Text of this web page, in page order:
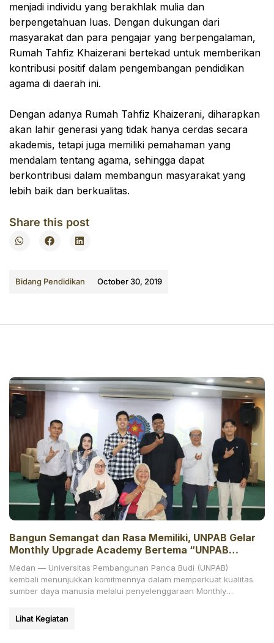
menjadi individu yang berakhlak mulia dan
berpengetahuan luas. Dengan dukungan dari
masyarakat dan para pengajar yang berpengalaman,
Rumah Tahfiz Khaizerani bertekad untuk memberikan
kontribusi positif dalam pengembangan pendidikan
agama di daerah ini.
Dengan adanya Rumah Tahfiz Khaizerani, diharapkan
akan lahir generasi yang tidak hanya cerdas secara
akademis, tetapi juga memiliki pemahaman yang
mendalam tentang agama, sehingga dapat
berkontribusi dalam membangun masyarakat yang
lebih baik dan berkualitas.
Share this post
Bidang Pendidikan October 30, 2019
Bangun Semangat dan Rasa Memiliki, UNPAB Gelar
Monthly Upgrade Academy Bertema “UNPAB
Legacy and Pride Experience”
Medan — Universitas Pembangunan Panca Budi (UNPAB)
kembali menunjukkan komitmennya dalam memperkuat kualitas
sumber daya manusia melalui penyelenggaraan Monthly
Lihat Kegiatan